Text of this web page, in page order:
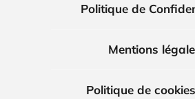
Politique de
Mentions
Politique de